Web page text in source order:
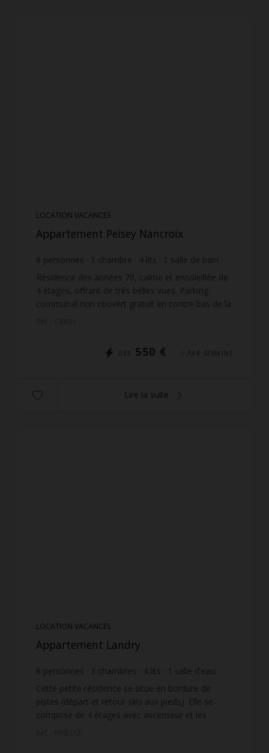
LOCATION VACANCES
Appartement Peisey Nancroix
6 personnes 1 chambre 4 lits 1 salle de bain
Résidence des années 70, calme et ensoleillée de
4 étages, offrant de très belles vues. Parking
communal non couvert gratuit en contre bas de la
DÈS 550 € / PAR SEMAINE
Lire la suite
LOCATION VACANCES
Appartement Landry
6 personnes 3 chambres 4 lits 1 salle d'eau
1 salle de bain
Cette petite résidence se situe en bordure de
pistes (départ et retour skis aux pieds). Elle se
compose de 4 étages avec ascenseur et les